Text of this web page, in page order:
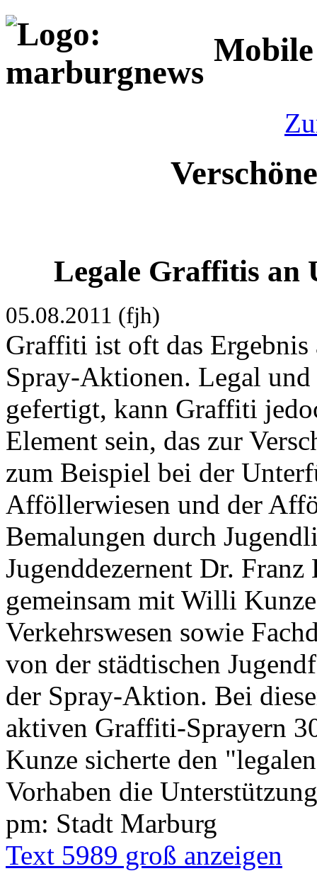
Legale Graffitis an
05.08.2011 (fjh)
Graffiti ist oft das Ergebnis
Spray-Aktionen. Legal
gefertigt, kann Graffiti
Element sein, das zur
zum Beispiel bei der
Afföllerwiesen und der
Bemalungen durch
Jugenddezernent Dr.
gemeinsam mit Willi
Verkehrswesen sowie
von der städtischen
der Spray-Aktion. Bei
aktiven Graffiti-Sprayern
Kunze sicherte den
Vorhaben die
pm: Stadt Marburg
Text 5989 groß anzeigen